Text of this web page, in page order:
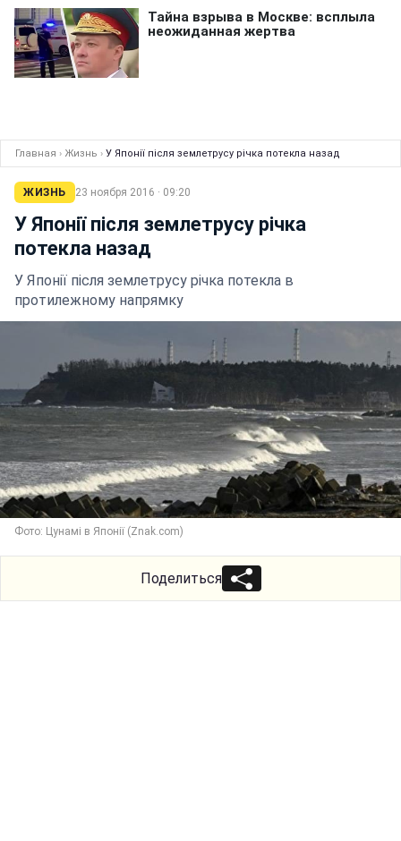
Главная › Жизнь › У Японії після землетрусу річка потекла назад
ЖИЗНЬ 23 ноября 2016 · 09:20
У Японії після землетрусу річка
потекла назад
У Японії після землетрусу річка потекла в
протилежному напрямку
Фото: Цунамі в Японії (Znak.com)
Поделиться